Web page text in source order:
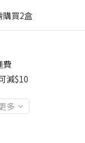
購買2盒
費
減$10
多